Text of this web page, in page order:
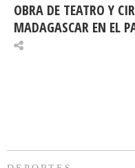
OBRA DE TEATRO Y
MADAGASCAR EN EL